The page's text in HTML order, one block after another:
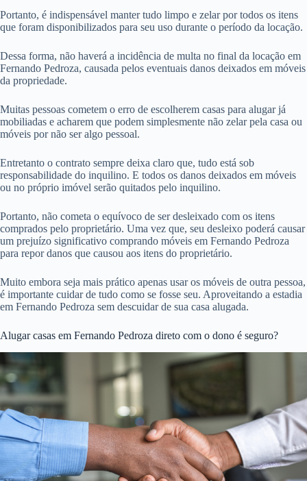
Portanto, é indispensável manter tudo limpo e zelar por todos os itens
que foram disponibilizados para seu uso durante o período da locação.
Dessa forma, não haverá a incidência de multa no final da locação em
Fernando Pedroza, causada pelos eventuais danos deixados em móveis
da propriedade.
Muitas pessoas cometem o erro de escolherem casas para alugar já
mobiliadas e acharem que podem simplesmente não zelar pela casa ou
móveis por não ser algo pessoal.
Entretanto o contrato sempre deixa claro que, tudo está sob
responsabilidade do inquilino. E todos os danos deixados em móveis
ou no próprio imóvel serão quitados pelo inquilino.
Portanto, não cometa o equívoco de ser desleixado com os itens
comprados pelo proprietário. Uma vez que, seu desleixo poderá causar
um prejuízo significativo comprando móveis em Fernando Pedroza
para repor danos que causou aos itens do proprietário.
Muito embora seja mais prático apenas usar os móveis de outra pessoa,
é importante cuidar de tudo como se fosse seu. Aproveitando a estadia
em Fernando Pedroza sem descuidar de sua casa alugada.
Alugar casas em Fernando Pedroza direto com o dono é seguro?